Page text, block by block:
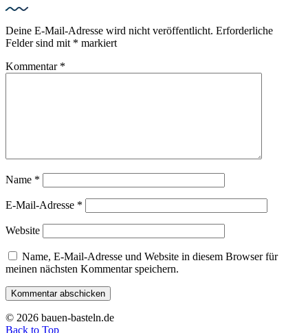
Deine E-Mail-Adresse wird nicht veröffentlicht. Erforderliche
Felder sind mit * markiert
Kommentar *
Name *
E-Mail-Adresse *
Website
Name, E-Mail-Adresse und Website in diesem Browser für
meinen nächsten Kommentar speichern.
© 2026 bauen-basteln.de
Back to Top